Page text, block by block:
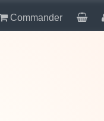
Commander